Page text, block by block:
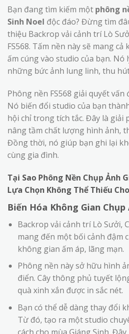
Bạn đang tìm kiếm một phông
Sinh Noel độc đáo? Đừng tìm
thiệu Backrop vải cảnh trí Lò
FS568. Tấm nền này sẽ mang
ấm cúng vào studio của bạn.
những bức ảnh lung linh, thu
Phông nền FS568 giải quyết
Nó biến đổi studio của bạn
hội chỉ trong tích tắc. Đây là giải
nâng tầm chất lượng hình ảnh,
Đồng thời, nó giúp bạn ghi lại
cùng gia đình.
Tại Sao Phông Nền Chụp Ảnh
Lựa Chọn Không Thể Thiếu
Biến Hóa Không Gian Chụp
Backrop vải cảnh trí Lò Sưởi,
mang đến một bối cảnh đậm
không gian ấm áp, lãng mạn.
Phông nền này sở hữu hình
điển. Cây thông phủ tuyết
quà xinh xắn được in sắc nét.
Bạn có thể dễ dàng thay đổi
Từ đó, tạo ra một studio